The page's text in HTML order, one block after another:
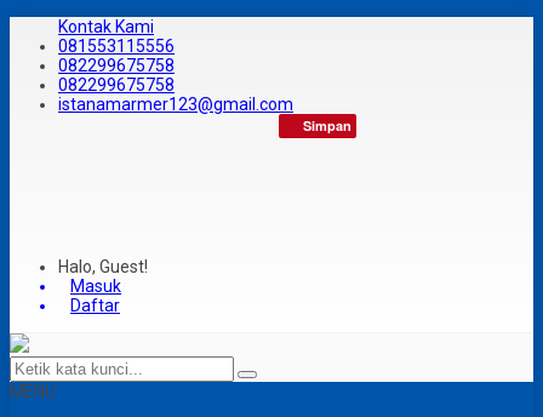
Kontak Kami
081553115556
082299675758
082299675758
istanamarmer123@gmail.com
Halo, Guest!
Masuk
Daftar
MENU
Simpan